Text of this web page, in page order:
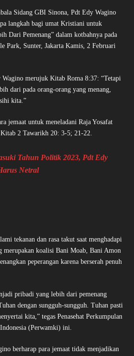
Sidang GBI Sinona, Pdt Edy Wagino
langkah bagi umat Kristiani untuk
Dari Pemenang” dalam kotbahnya pada
Park, Sunter, Jakarta Kamis, 2 Februari
merujuk Kitab Roma 8:37: “Tetapi
dari pada orang-orang yang menang,
kita.”
jemaat untuk meneladani Raja Yosafat
2 Tawarikh 20: 3-5; 21-22.
Tahun Politik 2023, Pdt Edy
Netral
tekanan dan rasa takut saat menghadapi
merupakan koalisi Bani Moab, Bani Amon
peperangan karena berserah penuh
pribadi yang lebih dari pemenang
dengan sungguh-sungguh. Tuhan pasti
kita,” tegas Penasehat Perkumpulan
(Perwamki) ini.
berharap para jemaat tidak menjadikan